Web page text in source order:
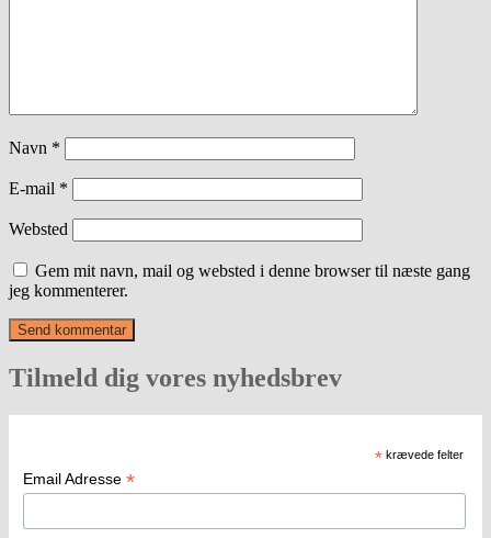
Navn *
E-mail *
Websted
Gem mit navn, mail og websted i denne browser til næste gang
jeg kommenterer.
Tilmeld dig vores nyhedsbrev
* krævede felter
Email Adresse *